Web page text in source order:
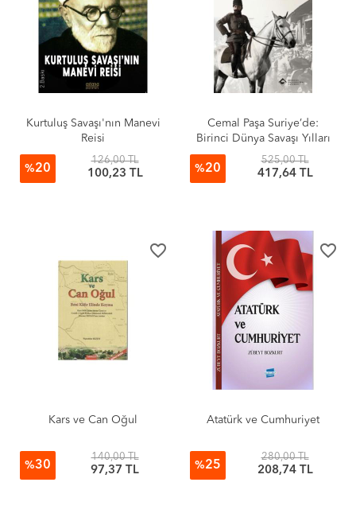
Kurtuluş Savaşı'nın Manevi
Reisi
%20
126,00 TL
100,23 TL
Cemal Paşa Suriye’de:
Birinci Dünya Savaşı Yılları
%20
525,00 TL
417,64 TL
favorite_border
Kars ve Can Oğul
%30
140,00 TL
97,37 TL
favorite_border
Atatürk ve Cumhuriyet
%25
280,00 TL
208,74 TL